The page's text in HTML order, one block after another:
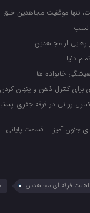
تنها موفقیت مجاهدین خلق
نسب
از مجاهدین
دنیا
خانواده ها
برای کنترل ذهن و پنهان
روانی در فرقه جفری
جنون آمیز – قسمت پایانی
فرقه ای مجاهدین